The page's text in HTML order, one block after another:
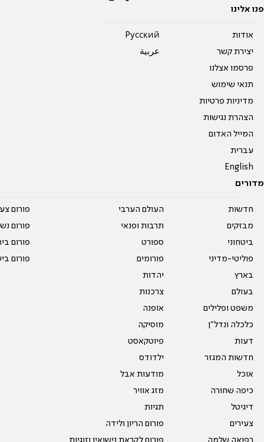
פנו אלינו
אודות
יצירת קשר
פרסמו אצלנו
תנאי שימוש
מדיניות פרטיות
הצהרת נגישות
המייל האדום
עברית
English
Pусский
عربية
מדורים
חדשות
מבזקים
ביטחוני
פוליטי-מדיני
בארץ
בעולם
משפט ופלילים
כלכלה ונדל"ן
דעות
חדשות המגזר
אוכל
כיפה שחורה
דיגיטל
צעירים
רפואה שלמה
העולם הערבי
תרבות ופנאי
ספורט
פורומים
יהדות
צרכנות
אופנה
מוסיקה
פיוטקאסט
ילדודס
מודעות אבל
מזג אוויר
תגיות
פורום הריון ולידה
פורום לקראת נישואין וזוגיות
פורום
פורום
פורום
פורום